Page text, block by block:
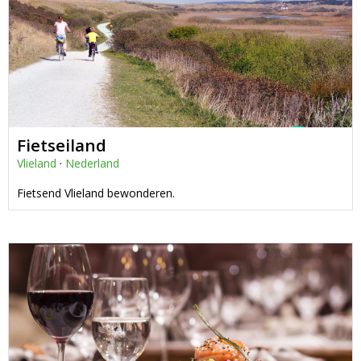
Fietseiland
Vlieland · Nederland
Fietsend Vlieland bewonderen.